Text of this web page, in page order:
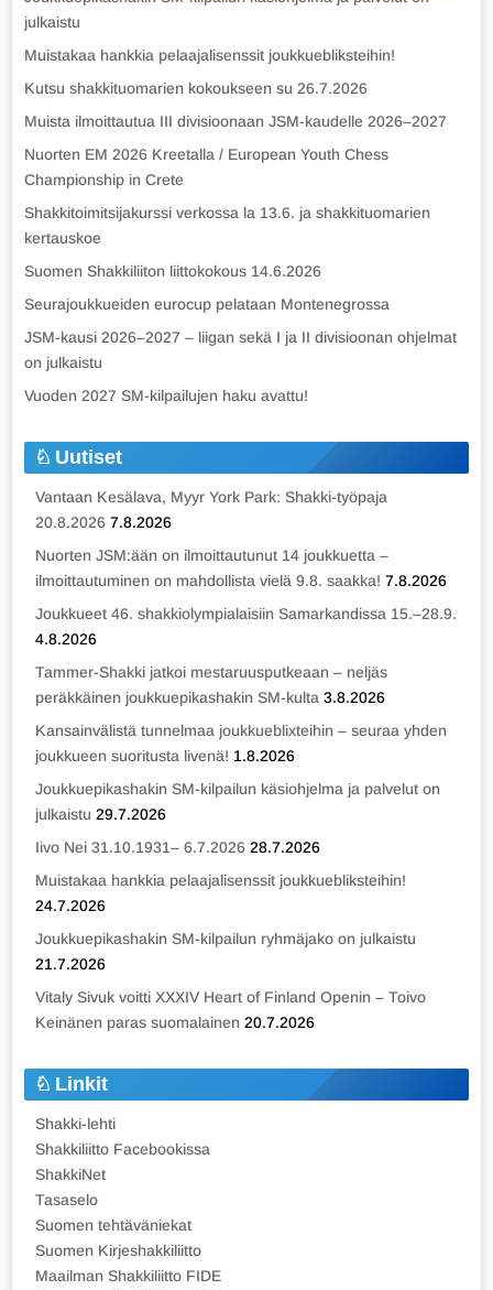
julkaistu
Muistakaa hankkia pelaajalisenssit joukkuebliksteihin!
Kutsu shakkituomarien kokoukseen su 26.7.2026
Muista ilmoittautua III divisioonaan JSM-kaudelle 2026–2027
Nuorten EM 2026 Kreetalla / European Youth Chess
Championship in Crete
Shakkitoimitsijakurssi verkossa la 13.6. ja shakkituomarien
kertauskoe
Suomen Shakkiliiton liittokokous 14.6.2026
Seurajoukkueiden eurocup pelataan Montenegrossa
JSM-kausi 2026–2027 – liigan sekä I ja II divisioonan ohjelmat
on julkaistu
Vuoden 2027 SM-kilpailujen haku avattu!
Uutiset
Vantaan Kesälava, Myyr York Park: Shakki-työpaja
20.8.2026 7.8.2026
Nuorten JSM:ään on ilmoittautunut 14 joukkuetta –
ilmoittautuminen on mahdollista vielä 9.8. saakka! 7.8.2026
Joukkueet 46. shakkiolympialaisiin Samarkandissa 15.–28.9.
4.8.2026
Tammer-Shakki jatkoi mestaruusputkeaan – neljäs
peräkkäinen joukkuepikashakin SM-kulta 3.8.2026
Kansainvälistä tunnelmaa joukkueblixteihin – seuraa yhden
joukkueen suoritusta livenä! 1.8.2026
Joukkuepikashakin SM-kilpailun käsiohjelma ja palvelut on
julkaistu 29.7.2026
Iivo Nei 31.10.1931– 6.7.2026 28.7.2026
Muistakaa hankkia pelaajalisenssit joukkuebliksteihin!
24.7.2026
Joukkuepikashakin SM-kilpailun ryhmäjako on julkaistu
21.7.2026
Vitaly Sivuk voitti XXXIV Heart of Finland Openin – Toivo
Keinänen paras suomalainen 20.7.2026
Linkit
Shakki-lehti
Shakkiliitto Facebookissa
ShakkiNet
Tasaselo
Suomen tehtäväniekat
Suomen Kirjeshakkiliitto
Maailman Shakkiliitto FIDE